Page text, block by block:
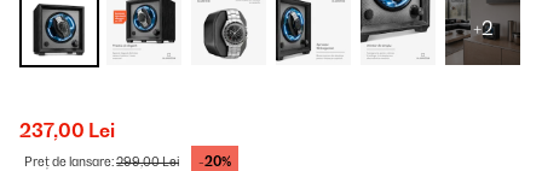
+2
237,00 Lei
Preț de lansare:299,00 Lei -20%